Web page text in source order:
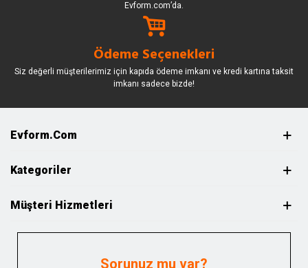
Evform.com’da.
Ödeme Seçenekleri
Siz değerli müşterilerimiz için kapıda ödeme imkanı ve kredi kartına taksit
imkanı sadece bizde!
Evform.com
Kategoriler
Müşteri Hizmetleri
Sorunuz mu var?